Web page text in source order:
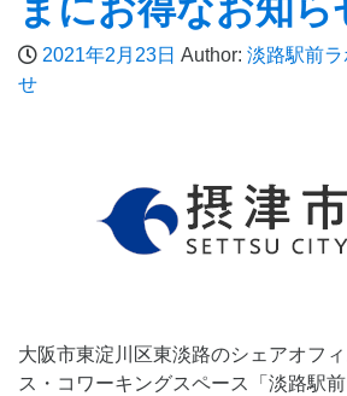
まにお得なお知ら
2021年2月23日 Author: 淡路駅前ラ
せ
大阪市東淀川区東淡路のシェアオフ
ス・コワーキングスペース「淡路駅